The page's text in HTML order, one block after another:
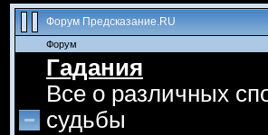
Форум Предсказание.RU
Форум
Гадания
Все о различных
судьбы